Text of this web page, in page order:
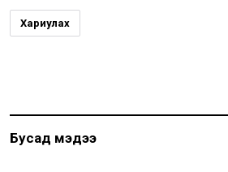
Хариулах
Бусад мэдээ